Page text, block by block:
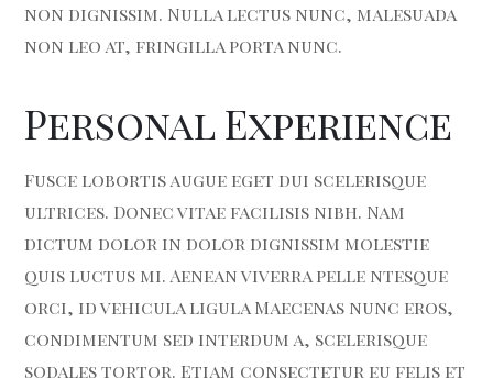
non dignissim. Nulla lectus nunc, malesuada
non leo at, fringilla porta nunc.
Personal Experience
Fusce lobortis augue eget dui scelerisque
ultrices. Donec vitae facilisis nibh. Nam
dictum dolor in dolor dignissim molestie
quis luctus mi. Aenean viverra pelle ntesque
orci, id vehicula ligula Maecenas nunc eros,
condimentum sed interdum a, scelerisque
sodales tortor. Etiam consectetur eu felis et